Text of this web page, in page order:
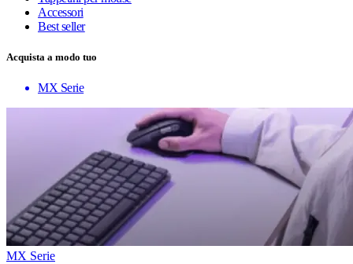
Accessori
Best seller
Acquista a modo tuo
MX Serie
MX Serie